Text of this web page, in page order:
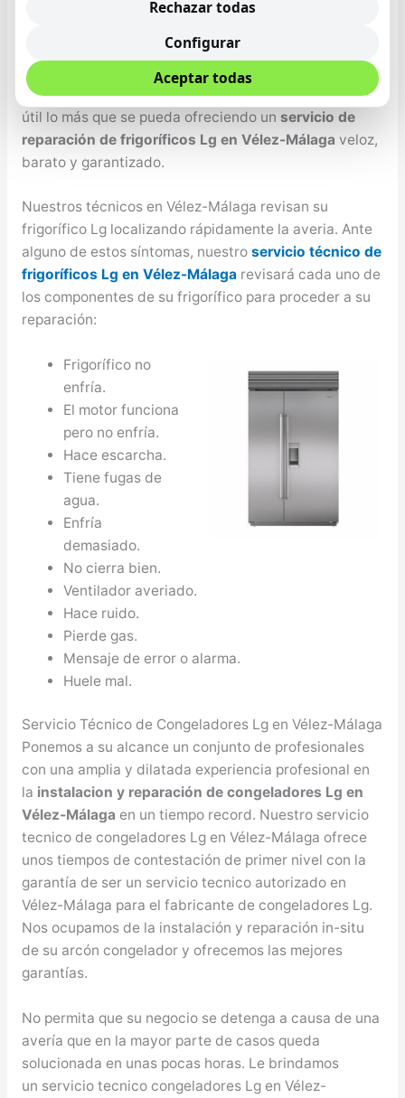
de máxima importancia que se cuente con un
forma y el mayor tiempo posible, Lg no sólo se
desarrollan altas tecnologías con un periodo de vida
útil, sino además nos encargamos de alargar esa vida
útil lo más que se pueda ofreciendo un servicio de
reparación de frigoríficos Lg en Vélez-Málaga veloz,
barato y garantizado.
Nuestros técnicos en Vélez-Málaga revisan su
frigorífico Lg localizando rápidamente la averia. Ante
alguno de estos síntomas, nuestro servicio técnico de
frigoríficos Lg en Vélez-Málagarevisará cada uno de
los componentes de su frigorífico para proceder a su
reparación:
Frigorífico no
enfría.
El motor funciona
pero no enfría.
Hace escarcha.
Tiene fugas de
agua.
Enfría
demasiado.
No cierra bien.
Ventilador averiado.
Hace ruido.
Pierde gas.
Mensaje de error o alarma.
Huele mal.
Servicio Técnico de Congeladores Lg en Vélez-Málaga
Ponemos a su alcance un conjunto de profesionales
con una amplia y dilatada experiencia profesional en
la instalacion y reparación de congeladores Lg en
Vélez-Málaga en un tiempo record. Nuestro servicio
tecnico de congeladores Lg en Vélez-Málaga ofrece
unos tiempos de contestación de primer nivel con la
garantía de ser un servicio tecnico autorizado en
Vélez-Málaga para el fabricante de congeladores Lg.
Nos ocupamos de la instalación y reparación in-situ
de su arcón congelador y ofrecemos las mejores
garantías.
No permita que su negocio se detenga a causa de una
avería que en la mayor parte de casos queda
solucionada en unas pocas horas. Le brindamos
un servicio tecnico congeladores Lg en Vélez-
Rechazar todas
Configurar
Aceptar todas